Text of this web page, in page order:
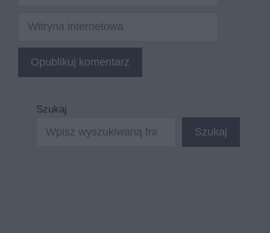
Witryna
Szukaj
Szukaj